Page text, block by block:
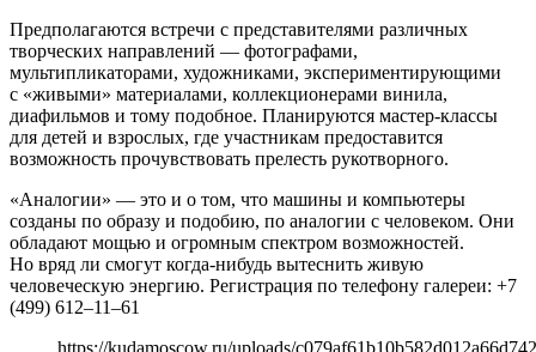
Предполагаются встречи с представителями различных
творческих направлений — фотографами,
мультипликаторами, художниками, экспериментирующими
с «живыми» материалами, коллекционерами винила,
диафильмов и тому подобное. Планируются мастер-классы
для детей и взрослых, где участникам предоставится
возможность прочувствовать прелесть рукотворного.
«Аналогии» — это и о том, что машины и компьютеры
созданы по образу и подобию, по аналогии с человеком. Они
обладают мощью и огромным спектром возможностей.
Но вряд ли смогут когда-нибудь вытеснить живую
человеческую энергию. Регистрация по телефону галереи: +7
(499) 612–11–61
https://kudamoscow.ru/uploads/